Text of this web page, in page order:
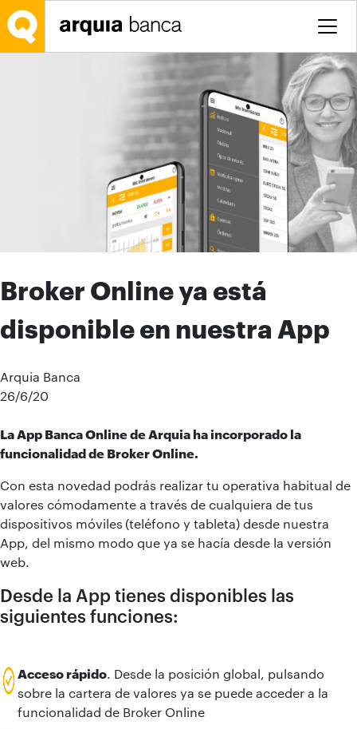
Saltar al contenido principal
Broker Online ya está
disponible en nuestra App
Arquia Banca
26/6/20
La App Banca Online de Arquia ha incorporado la
funcionalidad de Broker Online.
Con esta novedad podrás realizar tu operativa habitual de
valores cómodamente a través de cualquiera de tus
dispositivos móviles (teléfono y tableta) desde nuestra
App, del mismo modo que ya se hacía desde la versión
web.
Desde la App tienes disponibles las
siguientes funciones:
Acceso rápido . Desde la posición global, pulsando
sobre la cartera de valores ya se puede acceder a la
funcionalidad de Broker Online